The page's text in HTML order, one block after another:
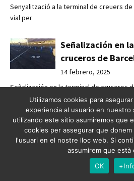
Senyalització a la terminal de creuers
vial per
Señalización en
cruceros de
14 febrero, 2025
Señalización en la terminal de cruceros
vial par
Renovació vial a
14 febrero, 2025
Renovació vial a Tarragona Descobreix
Utilizamos cookies para
experiencia al usuario en nuestro
utilizando este sitio asumiremos que
cookies per assegurar que
l'usuari en el nostre lloc web. Si
assumirem que està
OK